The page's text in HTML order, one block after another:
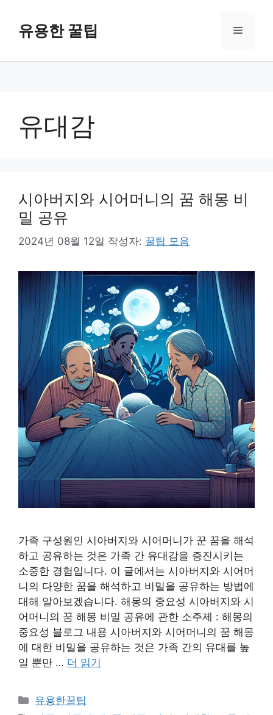
유용한 꿀팁 메
유대감
시아버지와 시어머니의 꿈 해몽 비
밀 공유
2024년 08월 12일 작성자: 꿀팁 모음
가족 구성원인 시아버지와 시어머니가 꾼 꿈을 해석
하고 공유하는 것은 가족 간 유대감을 증진시키는
소중한 경험입니다. 이 글에서는 시아버지와 시어머
니의 다양한 꿈을 해석하고 비밀을 공유하는 방법에
대해 알아보겠습니다. 해몽의 중요성 시아버지와 시
어머니의 꿈 해몽 비밀 공유에 관한 소주제 : 해몽의
중요성 블로그 내용 시아버지와 시어머니의 꿈 해몽
에 대한 비밀을 공유하는 것은 가족 간의 유대를 높
일 뿐만 … 더 읽기
카
유용한꿀팁